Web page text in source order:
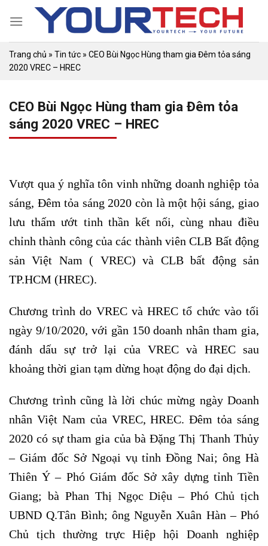
Trang chủ » Tin tức » CEO Bùi Ngọc Hùng tham gia Đêm tỏa sáng
2020 VREC – HREC
CEO Bùi Ngọc Hùng tham gia Đêm tỏa
sáng 2020 VREC – HREC
Vượt qua ý nghĩa tôn vinh những doanh nghiệp tỏa
sáng, Đêm tỏa sáng 2020 còn là một hội sáng, giao
lưu thấm ướt tinh thần kết nối, cùng nhau điều
chỉnh thành công của các thành viên CLB Bất động
sản Việt Nam ( VREC) và CLB bất động sản
TP.HCM (HREC).
Chương trình do VREC và HREC tổ chức vào tối
ngày 9/10/2020, với gần 150 doanh nhân tham gia,
đánh dấu sự trở lại của VREC và HREC sau
khoảng thời gian tạm dừng hoạt động do đại dịch.
Chương trình cũng là lời chúc mừng ngày Doanh
nhân Việt Nam của VREC, HREC. Đêm tỏa sáng
2020 có sự tham gia của bà Đặng Thị Thanh Thủy
– Giám đốc Sở Ngoại vụ tỉnh Đồng Nai; ông Hà
Thiên Ý – Phó Giám đốc Sở xây dựng tỉnh Tiền
Giang; bà Phan Thị Ngọc Diệu – Phó Chủ tịch
UBND Q.Tân Bình; ông Nguyễn Xuân Hàn – Phó
Chủ tịch thường trực Hiệp hội Doanh nghiệp